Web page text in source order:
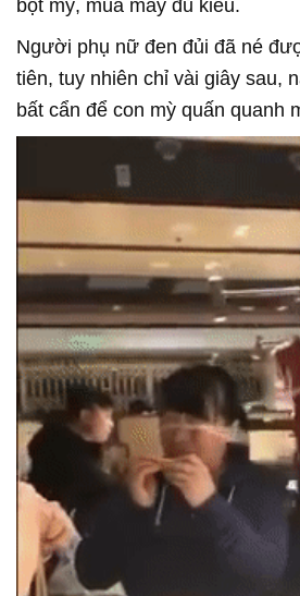
bột mỳ, múa may đủ kiểu.
Người phụ nữ đen đủi đã né
tiên, tuy nhiên chỉ vài giây sau,
bất cẩn để con mỳ quấn quanh